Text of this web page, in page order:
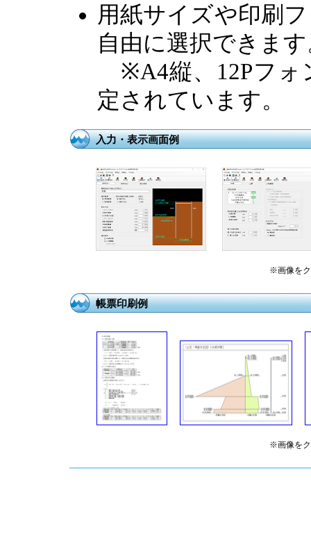
用紙サイズや印刷
自由に選択できま
※A4縦、12Pフォ
定されています。
入力・表示画面例
※画像を
帳票印刷例
※画像を